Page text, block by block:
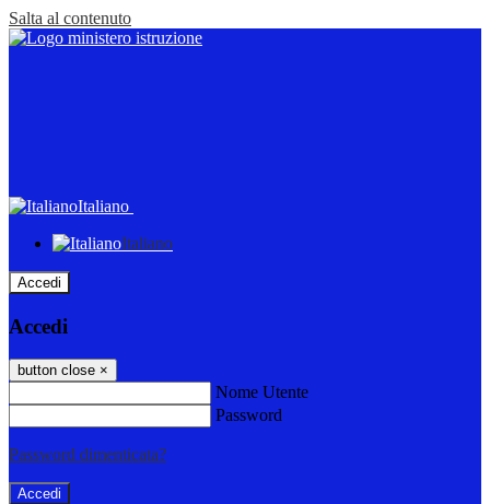
Salta al contenuto
Italiano
Italiano
Accedi
Accedi
button close ×
Nome Utente
Password
Password dimenticata?